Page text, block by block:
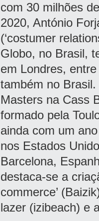
com 30 milhões
2020, António
(‘costumer
Globo, no Brasil,
em Londres,
também no
Masters na Cass
formado pela
ainda com um
nos Estados
Barcelona,
destaca-se a
commerce’
lazer (izibeach) e